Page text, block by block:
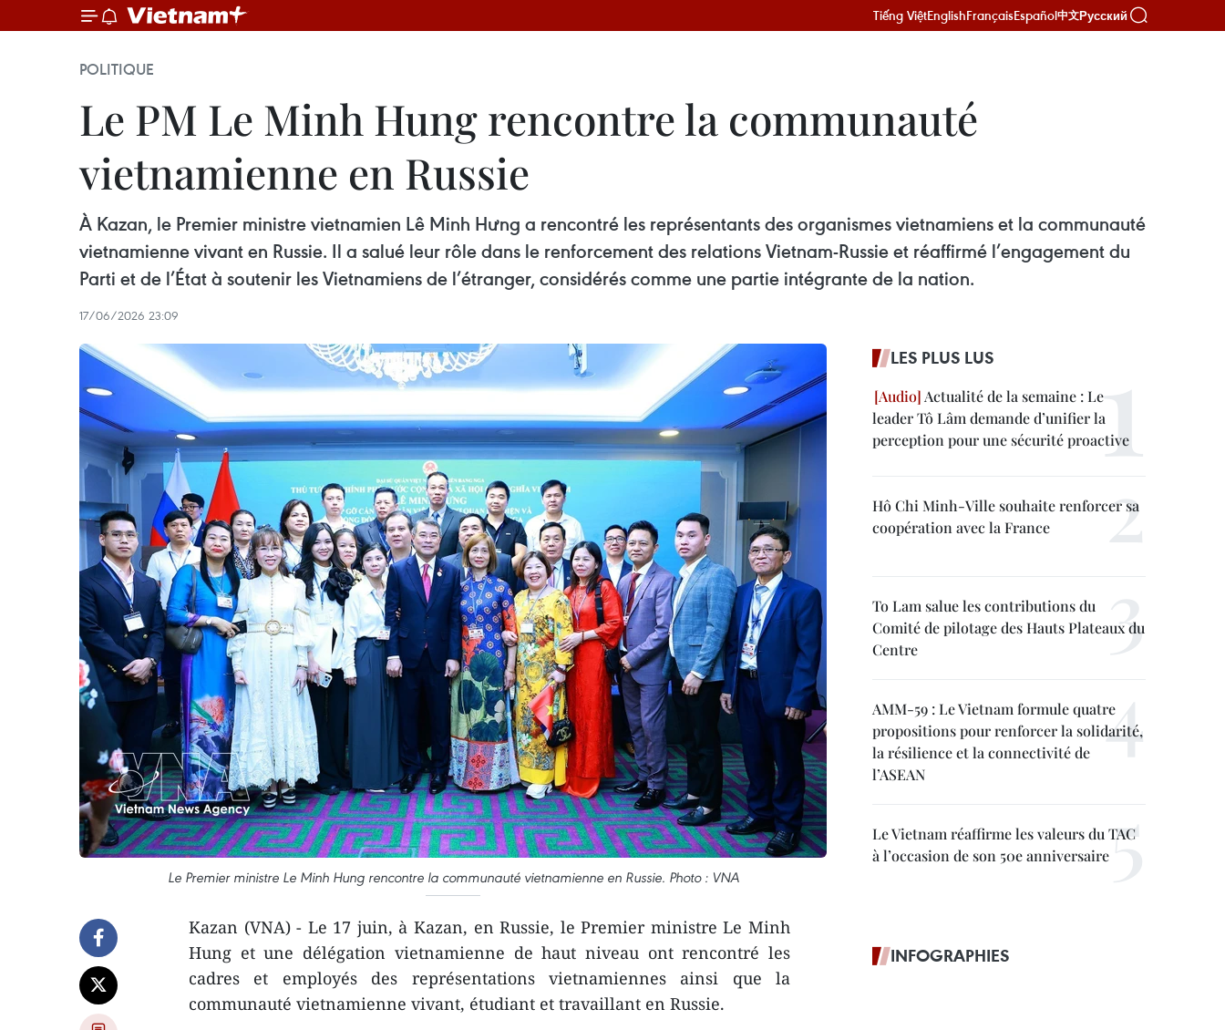
Tiếng ViệtEnglishFrançaisEspañol中文Русский
POLITIQUE
Le PM Le Minh Hung rencontre la communauté
vietnamienne en Russie
À Kazan, le Premier ministre vietnamien Lê Minh Hưng a rencontré les représentants des organismes vietnamiens et la communauté
vietnamienne vivant en Russie. Il a salué leur rôle dans le renforcement des relations Vietnam-Russie et réaffirmé l’engagement du
Parti et de l’État à soutenir les Vietnamiens de l’étranger, considérés comme une partie intégrante de la nation.
17/06/2026 23:09
Le Premier ministre Le Minh Hung rencontre la communauté vietnamienne en Russie. Photo : VNA
Kazan (VNA) - Le 17 juin, à Kazan, en Russie, le Premier ministre Le Minh
Hung et une délégation vietnamienne de haut niveau ont rencontré les
cadres et employés des représentations vietnamiennes ainsi que la
communauté vietnamienne vivant, étudiant et travaillant en Russie.
LES PLUS LUS
Actualité de la semaine : Le
leader Tô Lâm demande d’unifier la
perception pour une sécurité proactive
Hô Chi Minh-Ville souhaite renforcer sa
coopération avec la France
To Lam salue les contributions du
Comité de pilotage des Hauts Plateaux du
Centre
AMM-59 : Le Vietnam formule quatre
propositions pour renforcer la solidarité,
la résilience et la connectivité de
l’ASEAN
Le Vietnam réaffirme les valeurs du TAC
à l’occasion de son 50e anniversaire
INFOGRAPHIES